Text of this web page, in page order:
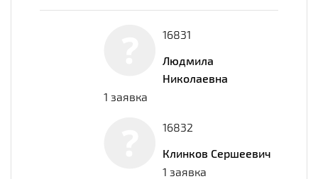
16831
Людмила
Николаевна
1 заявка
16832
Клинков Сершеевич
1 заявка